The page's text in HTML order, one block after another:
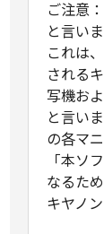
ご注意
と言い
これは
される
写機お
と言い
の各マ
「本ソ
なるた
キヤノ